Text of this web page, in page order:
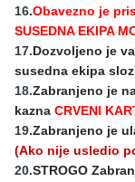
16.Obavezno je
SUSEDNA EKIPA
17.Dozvoljeno je
susedna ekipa
18.Zabranjeno je
kazna CRVENI
19.Zabranjeno je
(Ako nije usledio
20.STROGO